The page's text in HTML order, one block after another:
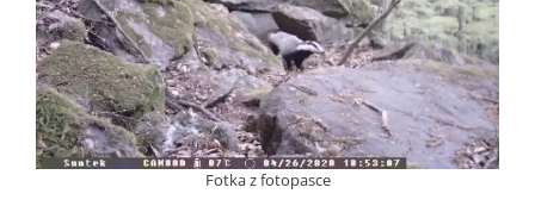
Fotka z fotopasce